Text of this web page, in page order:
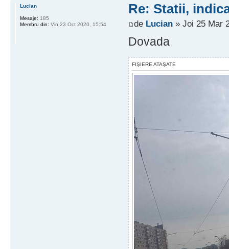
Re: Statii,
de Lucian» Joi 25 Mar
Dovada
FIŞIERE ATAŞATE
Lucian
Mesaje: 185
Membru din: Vin 23 Oct 2020, 15:54